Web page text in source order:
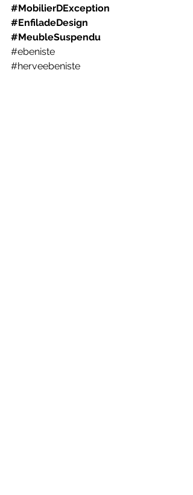
#MobilierDException
#EnfiladeDesign
#MeubleSuspendu
#ebeniste
#herveebeniste